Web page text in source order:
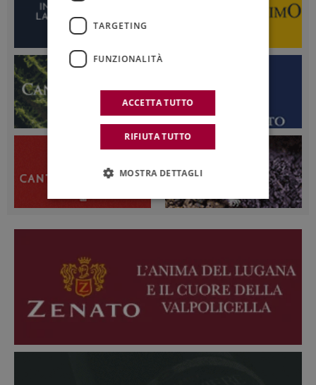
TARGETING
FUNZIONALITÀ
ACCETTA TUTTO
RIFIUTA TUTTO
MOSTRA DETTAGLI